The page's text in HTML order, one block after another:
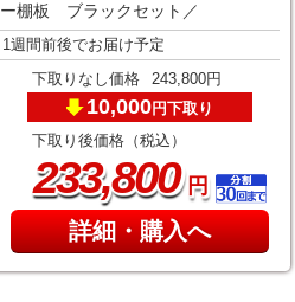
ー棚板 ブラックセット／
1週間前後でお届け予定
下取りなし価格 243,800円
10,000円下取り
下取り後価格（税込）
233,800円
詳細・購入へ